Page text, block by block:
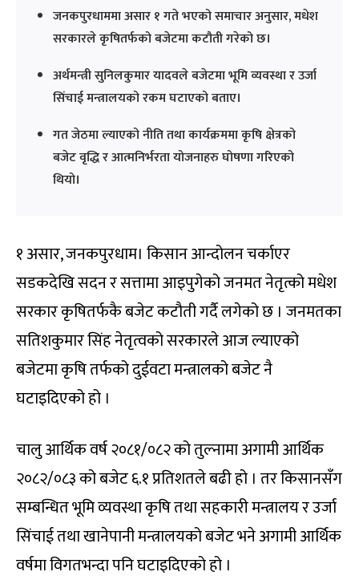
जनकपुरधाममा असार १ गते भएको समाचार अनुसार, मधेश
सरकारले कृषितर्फको बजेटमा कटौती गरेको छ।
अर्थमन्त्री सुनिलकुमार यादवले बजेटमा भूमि व्यवस्था र उर्जा
सिंचाई मन्त्रालयको रकम घटाएको बताए।
गत जेठमा ल्याएको नीति तथा कार्यक्रममा कृषि क्षेत्रको
बजेट वृद्धि र आत्मनिर्भरता योजनाहरु घोषणा गरिएको
थियो।
१ असार, जनकपुरधाम। किसान आन्दोलन चर्काएर
सडकदेखि सदन र सत्तामा आइपुगेको जनमत नेतृत्को मधेश
सरकार कृषितर्फकै बजेट कटौती गर्दै लगेको छ । जनमतका
सतिशकुमार सिंह नेतृत्वको सरकारले आज ल्याएको
बजेटमा कृषि तर्फको दुईवटा मन्त्रालको बजेट नै
घटाइदिएको हो ।
चालु आर्थिक वर्ष २०८१/०८२ को तुल्नामा अगामी आर्थिक
२०८२/०८३ को बजेट ६.१ प्रतिशतले बढी हो । तर किसानसँग
सम्बन्धित भूमि व्यवस्था कृषि तथा सहकारी मन्त्रालय र उर्जा
सिंचाई तथा खानेपानी मन्त्रालयको बजेट भने अगामी आर्थिक
वर्षमा विगतभन्दा पनि घटाइदिएको हो ।